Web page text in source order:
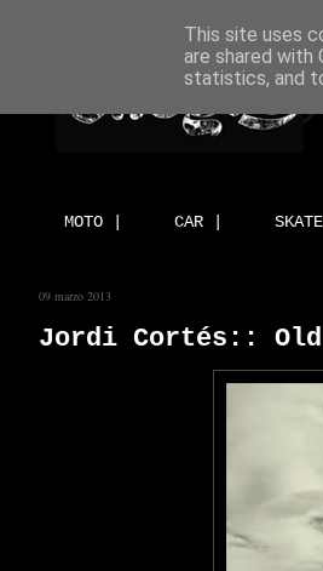
MOTO | CAR |
09 marzo 2013
Jordi Cortés::
This site uses
are shared with
statistics, and